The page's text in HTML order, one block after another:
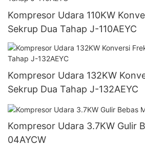
Kompresor Udara 110KW
Sekrup Dua Tahap J-110AEYC
Kompresor Udara 132KW
Sekrup Dua Tahap J-132AEYC
Kompresor Udara 3.7KW Gulir
04AYCW